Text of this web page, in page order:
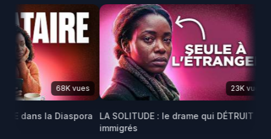
68K vues
dans la Diaspora
23K vues
LA SOLITUDE : le drame qui DÉTRUIT les
immigrés